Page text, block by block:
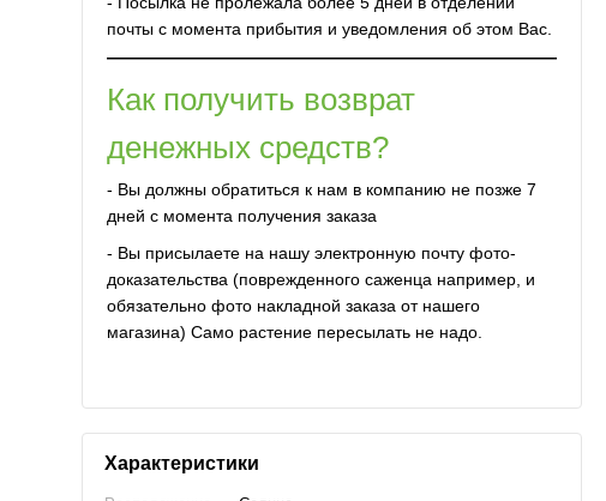
почты с момента прибытия и уведомления об этом Вас.
Как получить возврат
денежных средств?
- Вы должны обратиться к нам в компанию не позже 7
дней с момента получения заказа
- Вы присылаете на нашу электронную почту фото-
доказательства (поврежденного саженца например, и
обязательно фото накладной заказа от нашего
магазина) Само растение пересылать не надо.
Характеристики